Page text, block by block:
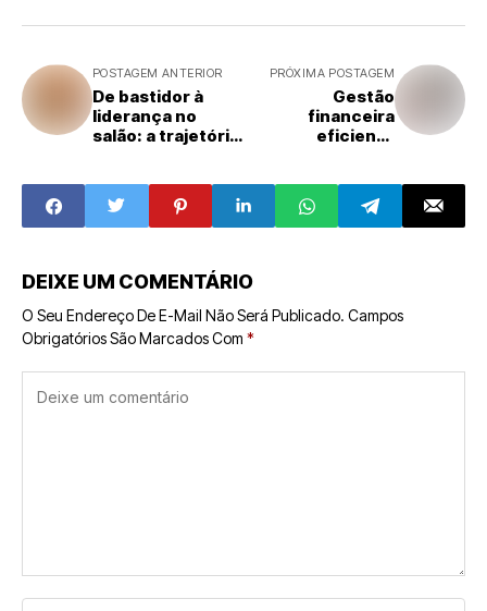
POSTAGEM ANTERIOR
De bastidor à
liderança no
salão: a trajetória
franqueado do
Giraffas em
Recife
PRÓXIMA POSTAGEM
Gestão
financeira
eficiente
cinco impactos
diretos no
desempenho das
DEIXE UM COMENTÁRIO
O Seu Endereço De E-Mail Não Será Publicado. Campos
Obrigatórios São Marcados Com *